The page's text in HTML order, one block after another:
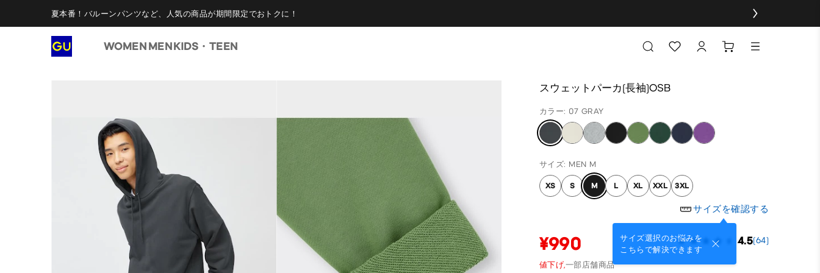
夏本番！バルーンパンツなど、人気の商品が期間限定でおトクに！
WOMEN MENKIDS・TEEN
スウェットパーカ(長袖)OSB
カラー: 07 GRAY
サイズ: MEN M
XS S M L XL XXL 3XL
サイズを確認する
サイズ選択のお悩みを
こちらで解決できます
¥990 4.5(64)
値下げ,一部店舗商品